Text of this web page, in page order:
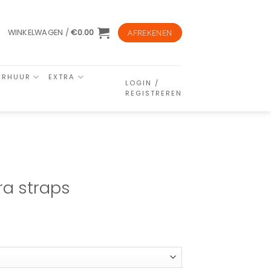
WINKELWAGEN /€0.00 AFREKENEN
EXTRA
LOGIN /
REGISTREREN
straps